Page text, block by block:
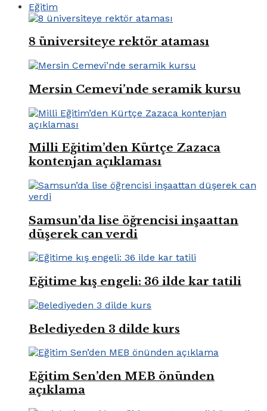
Eğitim
8 üniversiteye rektör ataması
Mersin Cemevi’nde seramik kursu
Milli Eğitim’den Kürtçe Zazaca
kontenjan açıklaması
Samsun’da lise öğrencisi inşaattan
düşerek can verdi
Eğitime kış engeli: 36 ilde kar tatili
Belediyeden 3 dilde kurs
Eğitim Sen’den MEB önünden
açıklama